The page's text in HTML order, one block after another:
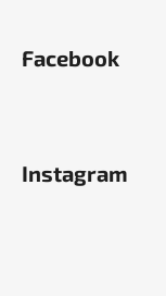
Facebook
Instagram